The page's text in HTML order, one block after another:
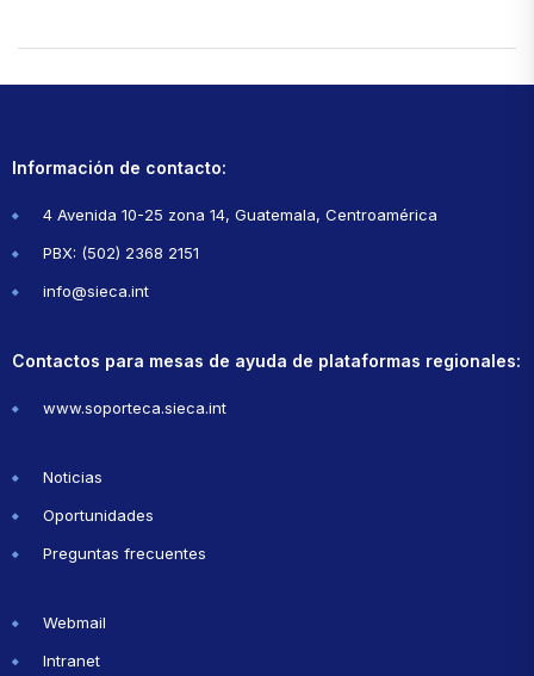
Información de contacto:
4 Avenida 10-25 zona 14, Guatemala, Centroamérica
PBX: (502) 2368 2151
info@sieca.int
Contactos para mesas de ayuda de plataformas regionales:
www.soporteca.sieca.int
Noticias
Oportunidades
Preguntas frecuentes
Webmail
Intranet